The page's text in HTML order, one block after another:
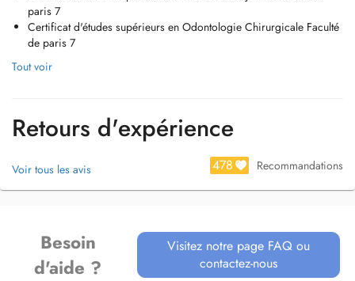
paris 7
Certificat d'études supérieurs en Odontologie Chirurgicale Faculté
de paris 7
Tout voir
Retours d'expérience
Voir tous les avis 478 Recommandations
Besoin
d'aide ?
Visitez notre page FAQ ou
contactez-nous